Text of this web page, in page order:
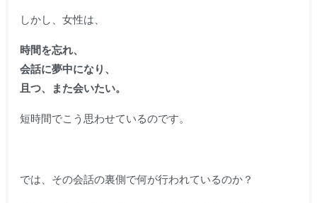
しかし、女性は、
時間を忘れ、
会話に夢中になり、
且つ、また会いたい。
短時間でこう思わせているのです。
では、その会話の裏側で何が行われているのか？